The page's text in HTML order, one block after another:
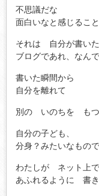
不思議だな
面白いなと感じるこ
それは 自分が書い
ブログであれ、なん
書いた瞬間から
自分を離れて
別の いのちを もつ
自分の子ども、
分身？みたいなもの
わたしが ネット上で
あふれるように 書